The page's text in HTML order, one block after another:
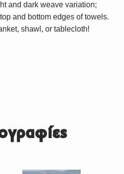
and dark weave variation;
and bottom edges of towels.
shawl, or tablecloth!